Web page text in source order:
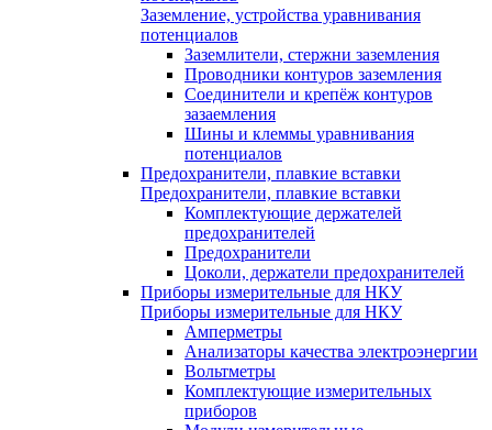
Заземление, устройства уравнивания
потенциалов
Заземлители, стержни заземления
Проводники контуров заземления
Соединители и крепёж контуров
зазаемления
Шины и клеммы уравнивания
потенциалов
Предохранители, плавкие вставки
Предохранители, плавкие вставки
Комплектующие держателей
предохранителей
Предохранители
Цоколи, держатели предохранителей
Приборы измерительные для НКУ
Приборы измерительные для НКУ
Амперметры
Анализаторы качества электроэнергии
Вольтметры
Комплектующие измерительных
приборов